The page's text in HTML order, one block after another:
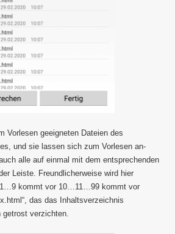
Vorlesen geeigneten Dateien des
und sie lassen sich zum Vorlesen an-
alle auf einmal mit dem entsprechenden
Leiste. Freundlicherweise wird hier
1…9 kommt vor 10…11…99 kommt vor
das das Inhaltsverzeichnis
verzichten.